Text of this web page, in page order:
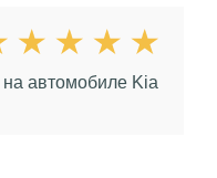
на автомобиле Kia